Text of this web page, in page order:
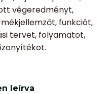
végeredményt,
funkciót,
tervet, folyamatot,
leírva